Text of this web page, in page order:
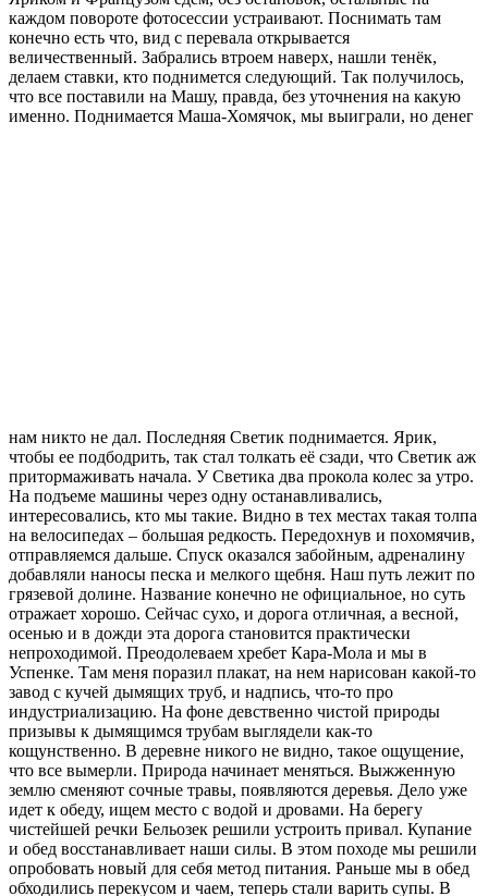
каждом повороте фотосессии устраивают. Поснимать там
конечно есть что, вид с перевала открывается
величественный. Забрались втроем наверх, нашли тенёк,
делаем ставки, кто поднимется следующий. Так получилось,
что все поставили на Машу, правда, без уточнения на какую
именно. Поднимается Маша-Хомячок, мы выиграли, но денег
нам никто не дал. Последняя Светик поднимается. Ярик,
чтобы ее подбодрить, так стал толкать её сзади, что Светик аж
притормаживать начала. У Светика два прокола колес за утро.
На подъеме машины через одну останавливались,
интересовались, кто мы такие. Видно в тех местах такая толпа
на велосипедах – большая редкость. Передохнув и похомячив,
отправляемся дальше. Спуск оказался забойным, адреналину
добавляли наносы песка и мелкого щебня. Наш путь лежит по
грязевой долине. Название конечно не официальное, но суть
отражает хорошо. Сейчас сухо, и дорога отличная, а весной,
осенью и в дожди эта дорога становится практически
непроходимой. Преодолеваем хребет Кара-Мола и мы в
Успенке. Там меня поразил плакат, на нем нарисован какой-то
завод с кучей дымящих труб, и надпись, что-то про
индустриализацию. На фоне девственно чистой природы
призывы к дымящимся трубам выглядели как-то
кощунственно. В деревне никого не видно, такое ощущение,
что все вымерли. Природа начинает меняться. Выжженную
землю сменяют сочные травы, появляются деревья. Дело уже
идет к обеду, ищем место с водой и дровами. На берегу
чистейшей речки Бельозек решили устроить привал. Купание
и обед восстанавливает наши силы. В этом походе мы решили
опробовать новый для себя метод питания. Раньше мы в обед
обходились перекусом и чаем, теперь стали варить супы. В